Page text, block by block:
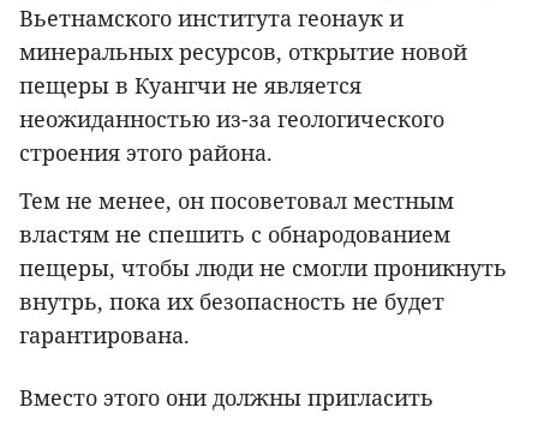
Вьетнамского института геонаук и
минеральных ресурсов, открытие новой
пещеры в Куангчи не является
неожиданностью из-за геологического
строения этого района.
Тем не менее, он посоветовал местным
властям не спешить с обнародованием
пещеры, чтобы люди не смогли проникнуть
внутрь, пока их безопасность не будет
гарантирована.
Вместо этого они должны пригласить